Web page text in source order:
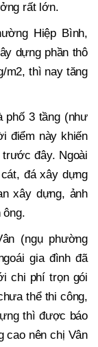
rất lớn.
Hiệp Bình,
dựng phần thô
m2, thì nay tăng
phố 3 tầng (như
điểm này khiến
đây. Ngoài
đá xây dựng
xây dựng, ảnh
ông.
(ngụ phường
gia đình đã
chi phí trọn gói
thể thi công,
thì được báo
cao nên chị Vân